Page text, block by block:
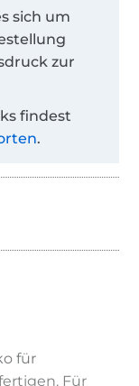
sich um
zur
findest
.
für
Für